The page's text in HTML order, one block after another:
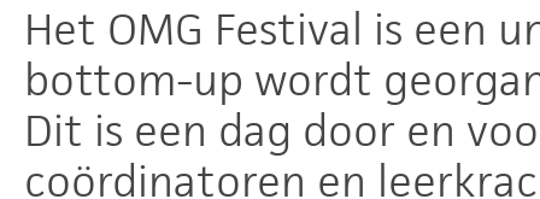
Het OMG Festival is een
bottom-up wordt
Dit is een dag door en
coördinatoren en